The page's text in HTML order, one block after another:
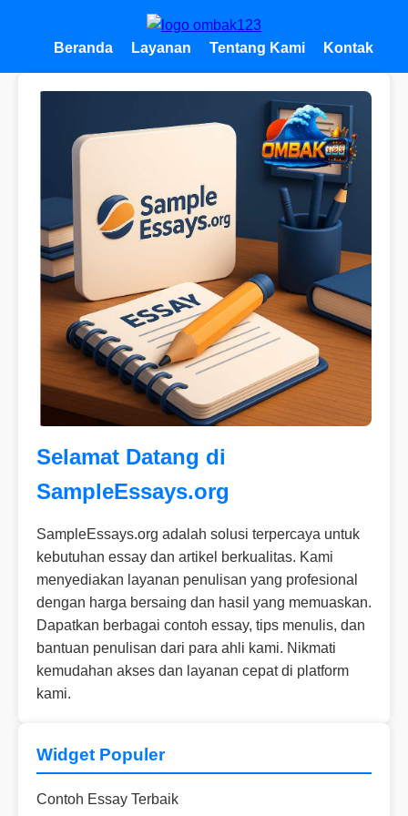
Beranda Layanan Tentang Kami Kontak
Selamat Datang di
SampleEssays.org
SampleEssays.org adalah solusi terpercaya untuk
kebutuhan essay dan artikel berkualitas. Kami
menyediakan layanan penulisan yang profesional
dengan harga bersaing dan hasil yang memuaskan.
Dapatkan berbagai contoh essay, tips menulis, dan
bantuan penulisan dari para ahli kami. Nikmati
kemudahan akses dan layanan cepat di platform
kami.
Widget Populer
Contoh Essay Terbaik